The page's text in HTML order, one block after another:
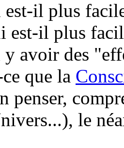
il plus
il plus
avoir des
que la
penser,
le